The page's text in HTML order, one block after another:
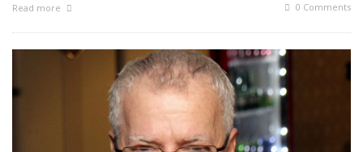
Read more 0 Comments